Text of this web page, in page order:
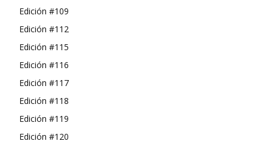
Edición #109
Edición #112
Edición #115
Edición #116
Edición #117
Edición #118
Edición #119
Edición #120